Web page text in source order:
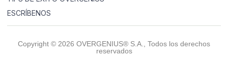
ESCRÍBENOS
Copyright © 2026 OVERGENIUS® S.A., Todos los derechos
reservados